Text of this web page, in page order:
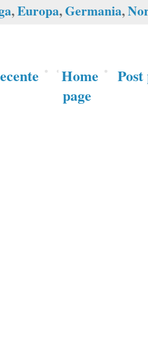
,Europa,Germania,
Home
page